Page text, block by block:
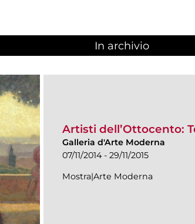
In archivio
Artisti dell’Ottocento:
Galleria d'Arte Moderna
07/11/2014 - 29/11/2015
Mostra|Arte Moderna